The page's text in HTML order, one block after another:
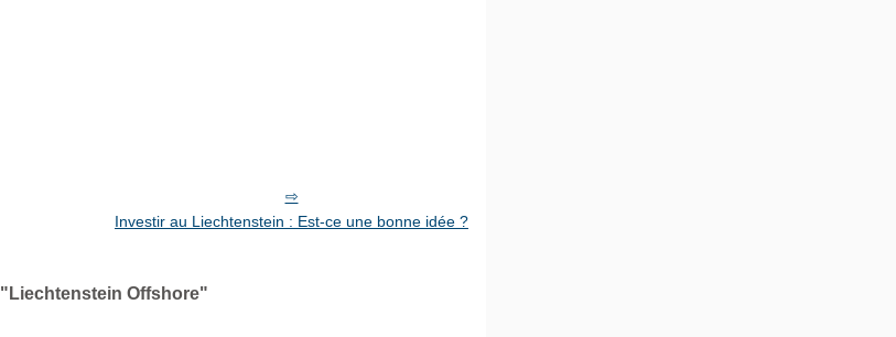
Investir au Liechtenstein : Est-ce une bonne idée ?
Offshore"